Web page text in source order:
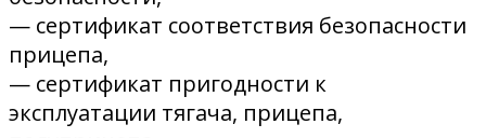
— сертификат соответствия безопасности
прицепа,
— сертификат пригодности к
эксплуатации тягача, прицепа,